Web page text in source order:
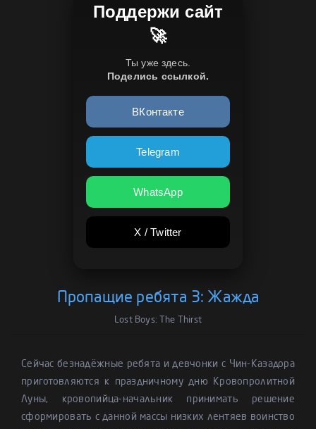
Поддержи сайт
🚀
Ты уже здесь.
Поделись ссылкой.
ВКонтакте
Telegram
WhatsApp
X / Twitter
Пропащие ребята 3: Жажда
Lost Boys: The Thirst
Сейчас безнадёжные ребята и девчонки с Чин-Казадора
приготовляются к праздничному дню Кровопролитной
Луны, кровопийца-начальник принимать решение
сформировать с данной массы низких лентяев воинство